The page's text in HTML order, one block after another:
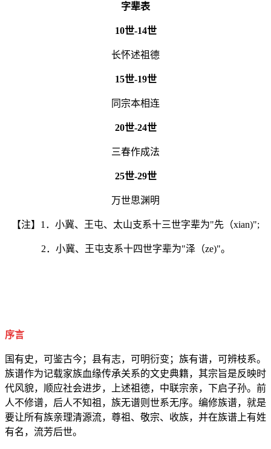
字辈表
10世-14世
长怀述祖德
15世-19世
同宗本相连
20世-24世
三春作成法
25世-29世
万世思渊明
【注】1．小冀、王屯、太山支系十三世字辈为"先（xian)";
2．小冀、王屯支系十四世字辈为"泽（ze)"。
序言
国有史，可鉴古今；县有志，可明衍变；族有谱，可辨枝系。
族谱作为记载家族血缘传承关系的文史典籍，其宗旨是反映时
代风貌，顺应社会进步，上述祖德，中联宗亲，下启子孙。前
人不修谱，后人不知祖，族无谱则世系无序。编修族谱，就是
要让所有族亲理清源流，尊祖、敬宗、收族，并在族谱上有姓
有名，流芳后世。